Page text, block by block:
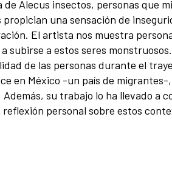
de Alecus insectos, personas que
propician una sensación de
El artista nos muestra
subirse a estos seres
de las personas durante el
en México -un país de
Además, su trabajo lo ha llevado a
reflexión personal sobre estos